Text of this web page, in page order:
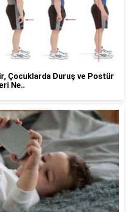
Çocuklarda Duruş ve Postür
Ne..